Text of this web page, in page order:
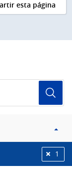
esta página
1